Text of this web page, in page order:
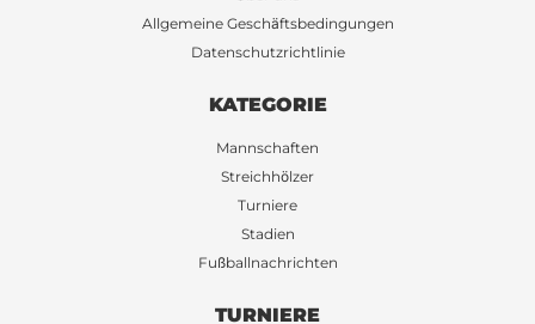
Allgemeine Geschäftsbedingungen
Datenschutzrichtlinie
KATEGORIE
Mannschaften
Streichhölzer
Turniere
Stadien
Fußballnachrichten
TURNIERE